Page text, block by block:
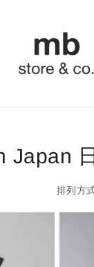
Japan
排列方